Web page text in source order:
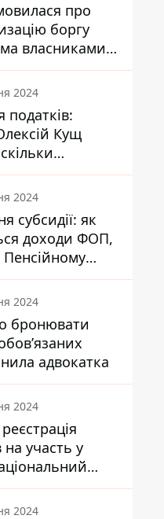
про
боргу
власниками
що це
2024
податків:
Кущ
українець
2024
субсидії: як
доходи ФОП,
2024
бронювати
адвокатка
2024
участь у
зробити
Дія
2024